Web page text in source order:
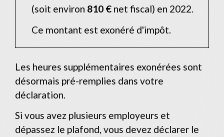
(soit environ 810 € net fiscal) en 2022.
Ce montant est exonéré d'impôt.
Les heures supplémentaires exonérées sont
désormais pré-remplies dans votre
déclaration.
Si vous avez plusieurs employeurs et
dépassez le plafond, vous devez déclarer le